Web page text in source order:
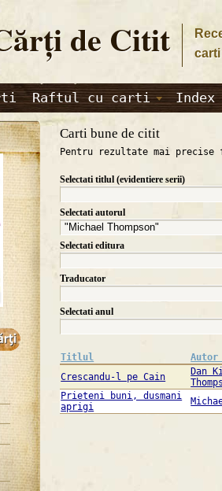
de Citit
Raftul cu carti Index
Carti bune de citit
Pentru rezultate mai
Selectati titlul (evidentiere serii)
Selectati autorul
Selectati editura
Traducator
Selectati anul
Titlul
Crescandu-l pe Cain
Dan
Prieteni buni, dusmani
aprigi